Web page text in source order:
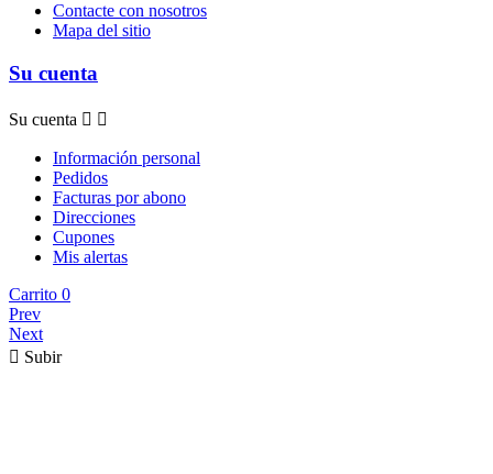
Contacte con nosotros
Mapa del sitio
Su cuenta
Su cuenta  
Información personal
Pedidos
Facturas por abono
Direcciones
Cupones
Mis alertas
Carrito 0
Prev
Next
 Subir